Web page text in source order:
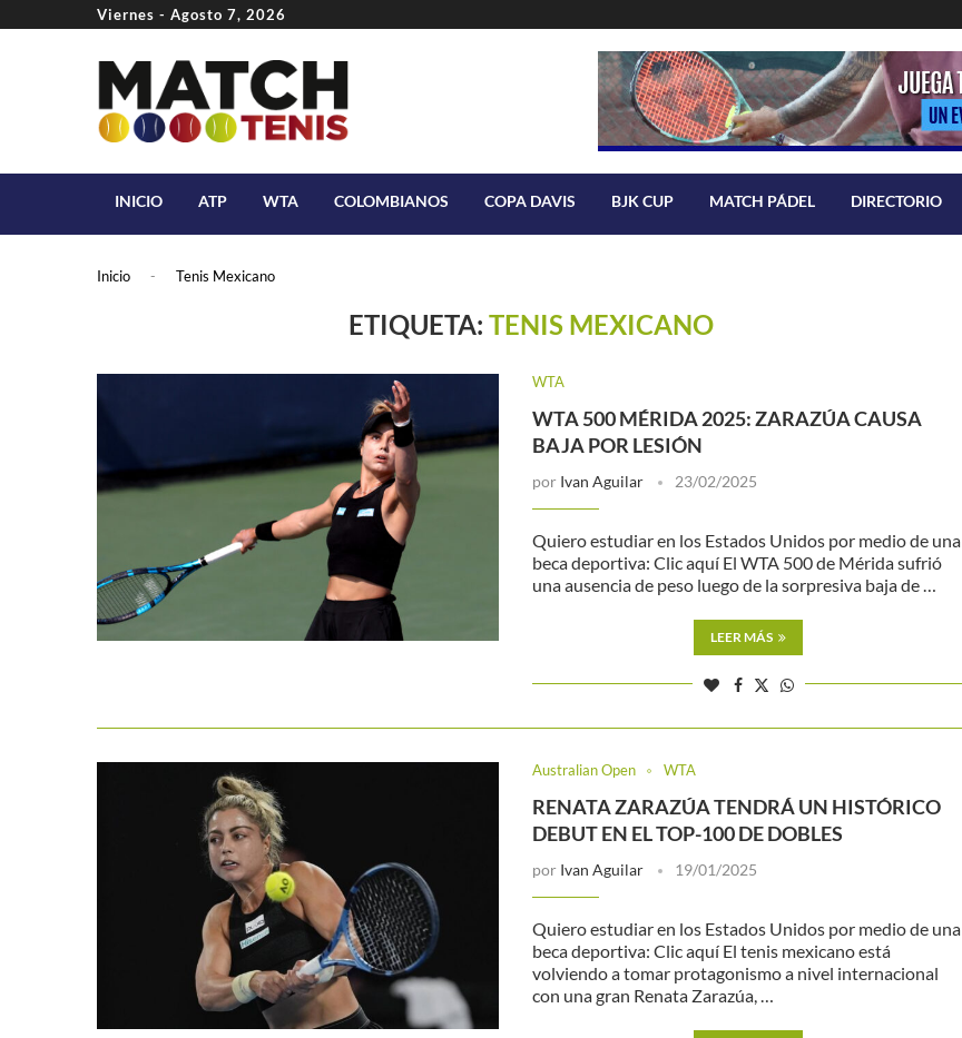
Viernes - Agosto 7, 2026
INICIO ATP WTA COLOMBIANOS COPA DAVIS BJK CUP MATCH PÁDEL DIRECTORIO
Inicio - Tenis Mexicano
ETIQUETA: TENIS MEXICANO
WTA
WTA 500 MÉRIDA 2025: ZARAZÚA CAUSA
BAJA POR LESIÓN
por Ivan Aguilar 23/02/2025
Quiero estudiar en los Estados Unidos por medio de una
beca deportiva: Clic aquí El WTA 500 de Mérida sufrió
una ausencia de peso luego de la sorpresiva baja de …
LEER MÁS
Australian Open WTA
RENATA ZARAZÚA TENDRÁ UN HISTÓRICO
DEBUT EN EL TOP-100 DE DOBLES
por Ivan Aguilar 19/01/2025
Quiero estudiar en los Estados Unidos por medio de una
beca deportiva: Clic aquí El tenis mexicano está
volviendo a tomar protagonismo a nivel internacional
con una gran Renata Zarazúa, …